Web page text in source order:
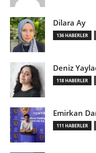
Dilara Ay
136 HABERLER
Deniz
118 HABERLER
Emirkan
111 HABERLER